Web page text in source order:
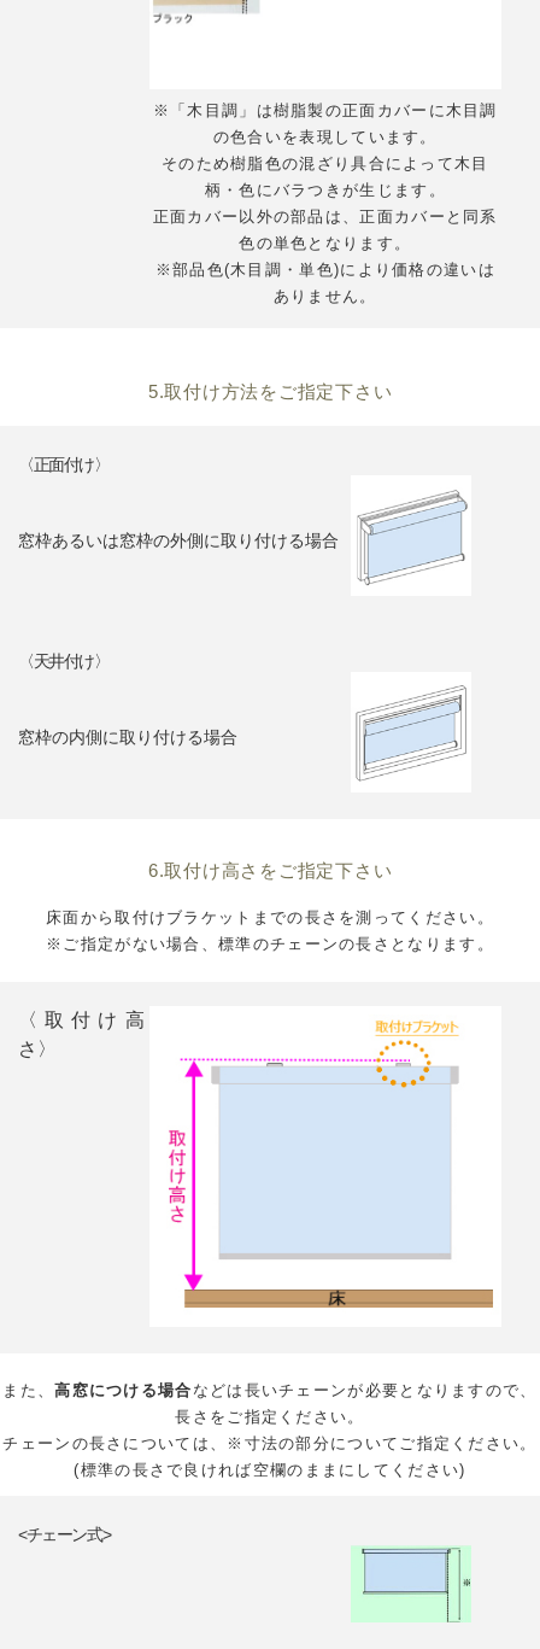
※「木目調」は樹脂製の正面カバーに木目調
の色合いを表現しています。
そのため樹脂色の混ざり具合によって木目
柄・色にバラつきが生じます。
正面カバー以外の部品は、正面カバーと同系
色の単色となります。
※部品色(木目調・単色)により価格の違いは
ありません。
5.取付け方法をご指定下さい
〈正面付け〉
窓枠あるいは窓枠の外側に取り付ける場合
〈天井付け〉
窓枠の内側に取り付ける場合
6.取付け高さをご指定下さい
床面から取付けブラケットまでの長さを測ってください。
※ご指定がない場合、標準のチェーンの長さとなります。
〈取付け高
さ〉
また、高窓につける場合 などは長いチェーンが必要となりますので、
長さをご指定ください。
チェーンの長さについては、※寸法の部分についてご指定ください。
(標準の長さで良ければ空欄のままにしてください)
<チェーン式>